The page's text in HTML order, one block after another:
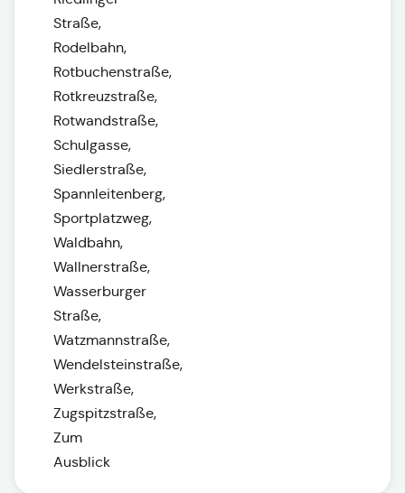
Straße,
Rodelbahn,
Rotbuchenstraße,
Rotkreuzstraße,
Rotwandstraße,
Schulgasse,
Siedlerstraße,
Spannleitenberg,
Sportplatzweg,
Waldbahn,
Wallnerstraße,
Wasserburger
Straße,
Watzmannstraße,
Wendelsteinstraße,
Werkstraße,
Zugspitzstraße,
Zum
Ausblick